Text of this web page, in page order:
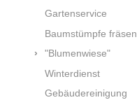
Gartenservice
Baumstümpfe fräsen
"Blumenwiese"
Winterdienst
Gebäudereinigung